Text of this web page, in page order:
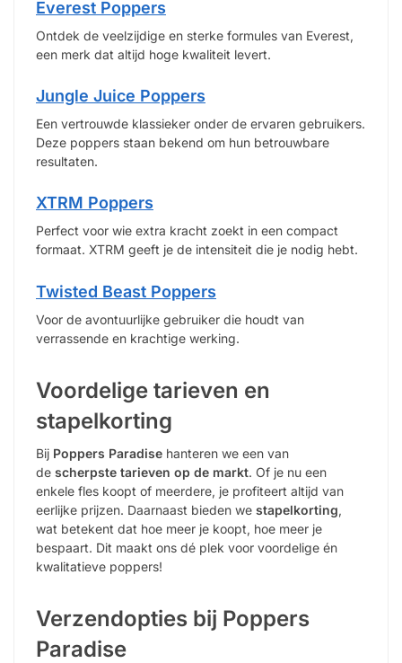
Everest Poppers
Ontdek de veelzijdige en sterke formules van Everest,
een merk dat altijd hoge kwaliteit levert.
Jungle Juice Poppers
Een vertrouwde klassieker onder de ervaren gebruikers.
Deze poppers staan bekend om hun betrouwbare
resultaten.
XTRM Poppers
Perfect voor wie extra kracht zoekt in een compact
formaat. XTRM geeft je de intensiteit die je nodig hebt.
Twisted Beast Poppers
Voor de avontuurlijke gebruiker die houdt van
verrassende en krachtige werking.
Voordelige tarieven en
stapelkorting
Bij Poppers Paradise hanteren we een van
de scherpste tarieven op de markt. Of je nu een
enkele fles koopt of meerdere, je profiteert altijd van
eerlijke prijzen. Daarnaast bieden we stapelkorting,
wat betekent dat hoe meer je koopt, hoe meer je
bespaart. Dit maakt ons dé plek voor voordelige én
kwalitatieve poppers!
Verzendopties bij Poppers
Paradise